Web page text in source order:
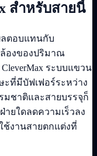
สำหรับสายนี้
ตอบแทนกับ
องของปริมาณ
ระบบแขวน
ที่มีบัฟเฟอร์ระหว่าง
มชาติและสายบรรจุก็
ยใดลดความเร็วลง
ช้งานสายตกแต่งที่